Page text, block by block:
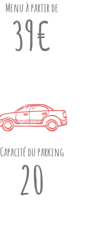
Menu à partir de
39€
Capacité du parking
20